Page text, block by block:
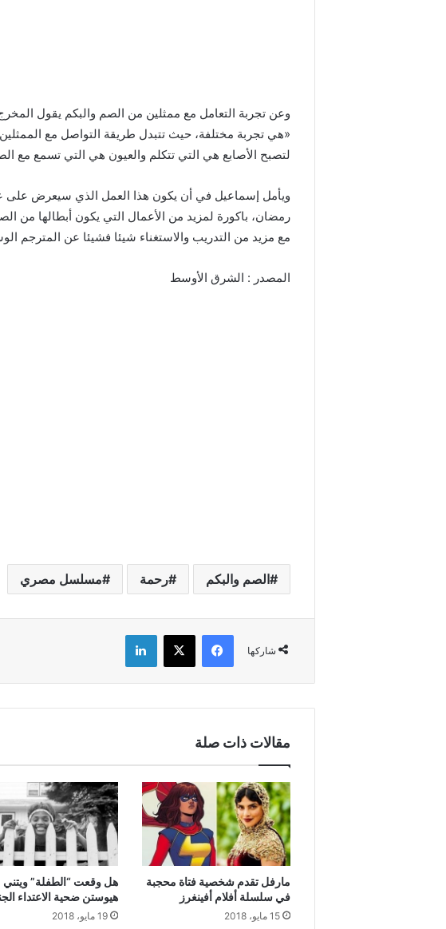
وعن تجربة التعامل مع ممثلين من الصم والبكم يقول
«هي تجربة مختلفة، حيث تتبدل طريقة التواصل مع
لتصبح الأصابع هي التي تتكلم والعيون هي التي تسمع مع
ويأمل إسماعيل في أن يكون هذا العمل الذي سيعرض على
رمضان، باكورة لمزيد من الأعمال التي يكون أبطالها من
مع مزيد من التدريب والاستغناء شيئا فشيئا عن المترجم
المصدر : الشرق الأوسط
الصم والبكم رحمة مسلسل مصري
شاركها
فيسبوك X لينكدإن
مقالات ذات صلة
مارفل تقدم شخصية فتاة محجبة
في سلسلة أفلام أفينغرز
15 مايو، 2018
هل وقعت “الطفلة” ويتني
هيوستن ضحية الاعتداء
19 مايو، 2018